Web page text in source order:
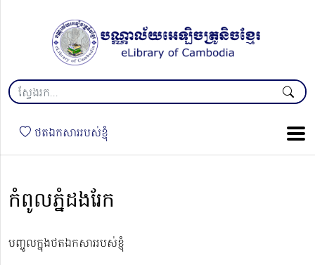
ថតឯកសាររបស់ខ្ញុំ
កំពូលភ្នំដងរែក
បញ្ចូលក្នុងថតឯកសាររបស់ខ្ញុំ